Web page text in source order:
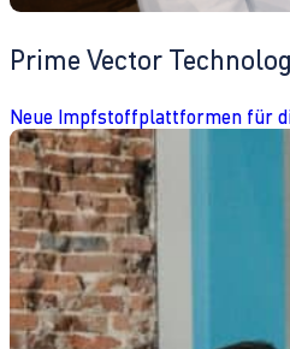
Prime Vector
Neue Impfstoffplattformen für